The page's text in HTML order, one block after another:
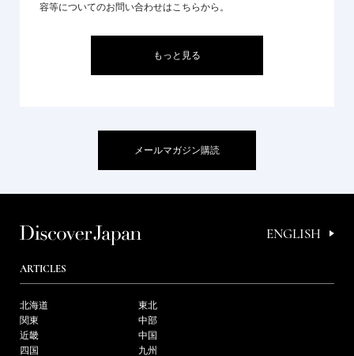
容等についてのお問い合わせはこちらから。
もっと見る
メールマガジン購読
ENGLISH
ARTICLES
北海道
東北
関東
中部
近畿
中国
四国
九州